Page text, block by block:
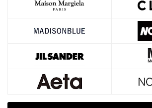
円～